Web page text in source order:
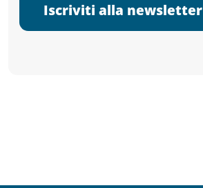
Iscriviti alla newsletter